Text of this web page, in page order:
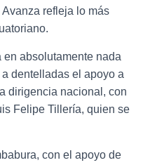
refleja lo más
absolutamente nada
dentelladas el apoyo a
dirigencia nacional, con
Felipe Tillería, quien se
con el apoyo de